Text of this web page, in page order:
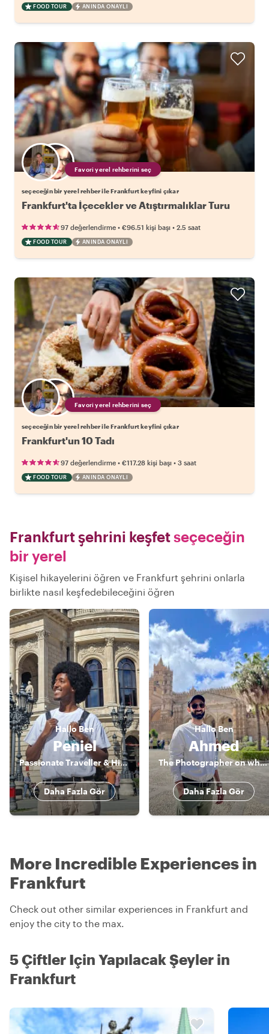
FOOD TOUR ANINDA ONAYLI
Favori yerel rehberini seç
seçeceğin bir yerel rehber ile Frankfurt keyfini çıkar
Frankfurt'ta İçecekler ve Atıştırmalıklar Turu
97 değerlendirme • €96.51 kişi başı • 2.5 saat
FOOD TOUR ANINDA ONAYLI
Favori yerel rehberini seç
seçeceğin bir yerel rehber ile Frankfurt keyfini çıkar
Frankfurt'un 10 Tadı
97 değerlendirme • €117.28 kişi başı • 3 saat
FOOD TOUR ANINDA ONAYLI
Frankfurt şehrini keşfetseçeceğin
bir yerel
Kişisel hikayelerini öğren ve Frankfurt şehrini onlarla
birlikte nasıl keşfedebileceğini öğren
Hallo Ben
Peniel
Passionate Traveller & History Nerd
Daha Fazla Gör
HalloBen
Ahmed
The Photographer on wheels
Daha Fazla Gör
More Incredible Experiences in
Frankfurt
Check out other similar experiences in Frankfurt and
enjoy the city to the max.
5 Çiftler Için Yapılacak Şeyler in
Frankfurt